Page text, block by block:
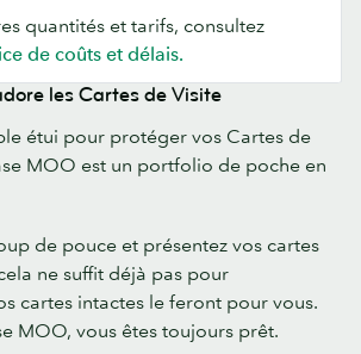
quantités et tarifs, consultez
de coûts et délais.
les Cartes de Visite
étui pour protéger vos Cartes de
MOO est un portfolio de poche en
de pouce et présentez vos cartes
ne suffit déjà pas pour
cartes intactes le feront pour vous.
MOO, vous êtes toujours prêt.